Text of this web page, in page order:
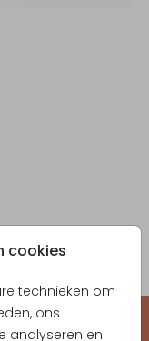
cookies
technieken om
ons
analyseren en